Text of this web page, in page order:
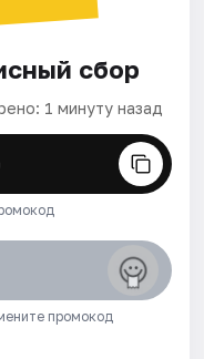
сбор
1 минуту назад
промокод